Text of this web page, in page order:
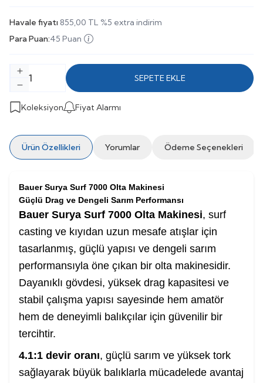
Havale fiyatı 855,00 TL %5 extra indirim
Para Puan:45 Puan
SEPETE EKLE
Koleksiyon Fiyat Alarmı
Ürün Özellikleri Yorumlar Ödeme Seçenekleri
Bauer Surya Surf 7000 Olta Makinesi
Güçlü Drag ve Dengeli Sarım Performansı
Bauer Surya Surf 7000 Olta Makinesi, surf
casting ve kıyıdan uzun mesafe atışlar için
tasarlanmış, güçlü yapısı ve dengeli sarım
performansıyla öne çıkan bir olta makinesidir.
Dayanıklı gövdesi, yüksek drag kapasitesi ve
stabil çalışma yapısı sayesinde hem amatör
hem de deneyimli balıkçılar için güvenilir bir
tercihtir.
4.1:1 devir oranı, güçlü sarım ve yüksek tork
sağlayarak büyük balıklarla mücadelede avantaj